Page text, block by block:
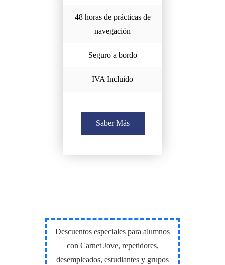
48 horas de prácticas de
navegación
Seguro a bordo
IVA Incluido
Saber Más
Descuentos especiales para alumnos
con Carnet Jove, repetidores,
desempleados, estudiantes y grupos